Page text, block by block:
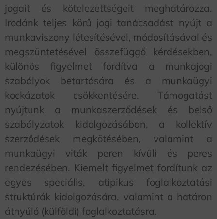
jogait és kötelezettségeit meghatározza.
Irodánk teljes körű jogi tanácsadást nyújt a
munkaviszony létesítésével, módosításával és
megszüntetésével összefüggő kérdésekben,
különös figyelmet fordítva a munkajogi
szabályok betartására és a munkaügyi
kockázatok csökkentésére. Támogatást
nyújtunk a munkaszerződések és belső
szabályzatok kidolgozásában, a kollektív
szerződések megkötésében, valamint a
munkaügyi viták peren kívüli és peres
rendezésében. Kiemelt figyelmet fordítunk az
egyes speciális, atipikus foglalkoztatási
struktúrák kidolgozására, valamint a határon
átnyúló (külföldi) foglalkoztatásra.